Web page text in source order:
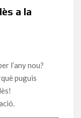
a la
l’any nou?
puguis